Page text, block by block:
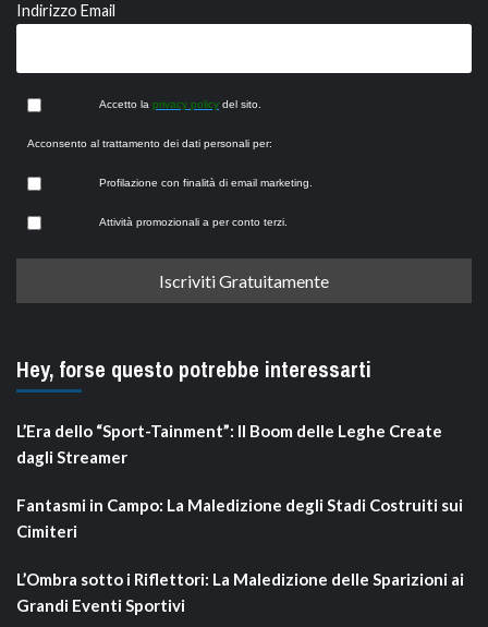
Indirizzo Email
Accetto la privacy policy del sito.
Acconsento al trattamento dei dati personali per:
Profilazione con finalità di email marketing.
Attività promozionali a per conto terzi.
Hey, forse questo potrebbe interessarti
L’Era dello “Sport-Tainment”: Il Boom delle Leghe Create
dagli Streamer
Fantasmi in Campo: La Maledizione degli Stadi Costruiti sui
Cimiteri
L’Ombra sotto i Riflettori: La Maledizione delle Sparizioni ai
Grandi Eventi Sportivi